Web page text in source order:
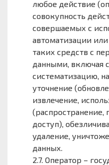
любое действие
совокупность
совершаемых с
автоматизации
таких средств с
данными, включая
систематизацию,
уточнение
извлечение,
(распространение,
доступ),
удаление,
данных.
2.7. Оператор –